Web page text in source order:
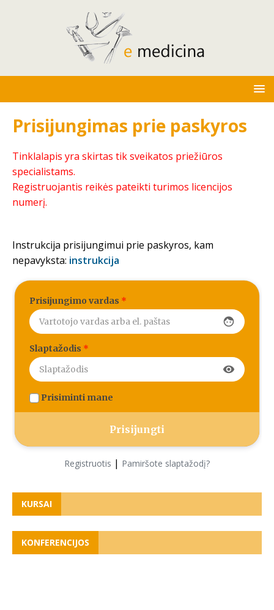
Prisijungimas prie paskyros
Tinklalapis yra skirtas tik sveikatos priežiūros
specialistams.
Registruojantis reikės pateikti turimos licencijos
numerį.
Instrukcija prisijungimui prie paskyros, kam
nepavyksta: instrukcija
Prisijungimo vardas *
face
Slaptažodis *
visibility
Prisiminti mane
Registruotis | Pamiršote slaptažodį?
KURSAI
KONFERENCIJOS